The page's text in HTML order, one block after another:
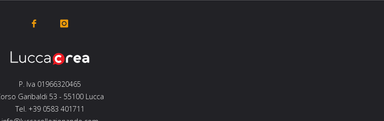
P. Iva 01966320465
Garibaldi 53 - 55100 Lucca
Tel. +39 0583 401711